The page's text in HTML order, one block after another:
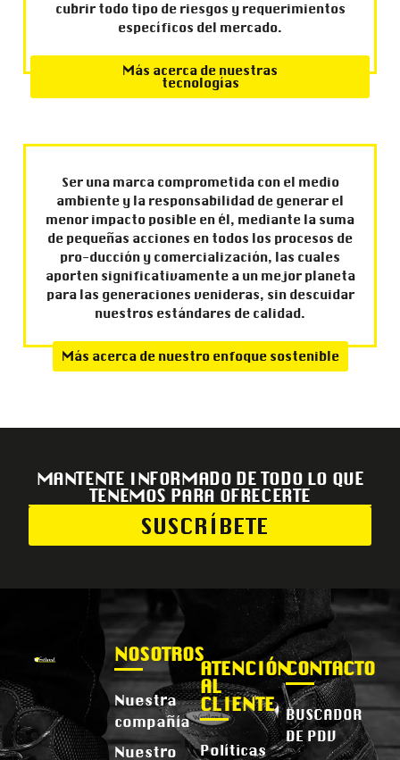
cubrir todo tipo de riesgos y requerimientos
específicos del mercado.
Más acerca de nuestras
tecnologías
Ser una marca comprometida con el medio
ambiente y la responsabilidad de generar el
menor impacto posible en él, mediante la suma
de pequeñas acciones en todos los procesos de
pro-ducción y comercialización, las cuales
aporten significativamente a un mejor planeta
para las generaciones venideras, sin descuidar
nuestros estándares de calidad.
Más acerca de nuestro enfoque sostenible
MANTENTE INFORMADO DE TODO LO QUE
TENEMOS PARA OFRECERTE
SUSCRÍBETE
NOSOTROS
Nuestra
compañía
Nuestro
ATENCIÓN
AL
CLIENTE
Políticas
CONTACTO
BUSCADOR
DE PDV